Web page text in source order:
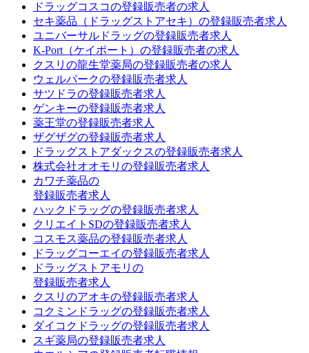
ドラッグコスコの登録販売者の求人
セキ薬品（ドラッグストアセキ）の登録販売者求人
ユニバーサルドラッグの登録販売者求人
K-Port（ケイポート）の登録販売者の求人
クスリの龍生堂薬局の登録販売者の求人
ウェルパークの登録販売者求人
サツドラの登録販売者求人
ゲンキーの登録販売者求人
薬王堂の登録販売者求人
ザグザグの登録販売者求人
ドラッグストアダックスの登録販売者求人
株式会社オオモリの登録販売者求人
カワチ薬品の
登録販売者求人
ハックドラッグの登録販売者求人
クリエイトSDの登録販売者求人
コスモス薬品の登録販売者求人
ドラッグコーエイの登録販売者求人
ドラッグストアモリの
登録販売者求人
クスリのアオキの登録販売者求人
コクミンドラッグの登録販売者求人
ダイコクドラッグの登録販売者求人
スギ薬局の登録販売者求人